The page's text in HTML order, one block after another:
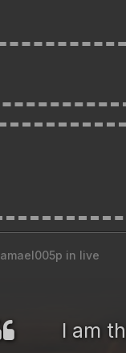
amael005p in live
I am